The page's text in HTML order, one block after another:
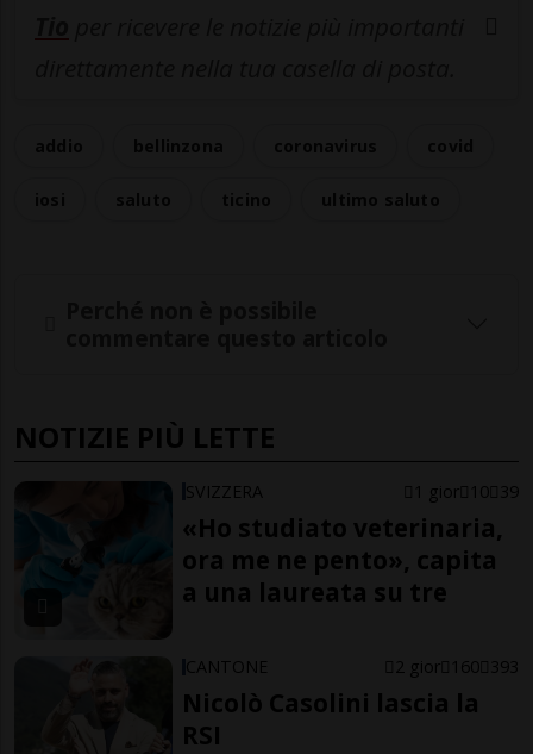
NOTIZIE PIÙ LETTE
SVIZZERA 1 gior 10 39
«Ho studiato veterinaria,
ora me ne pento», capita
a una laureata su tre
CANTONE 2 gior 160 393
Nicolò Casolini lascia la
RSI